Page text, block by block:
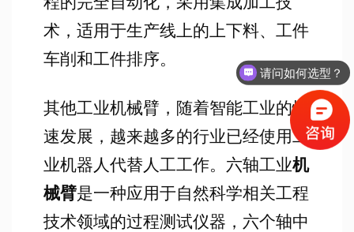
术，适用于生产线上的上下料、工件
车削和工件排序。
其他工业机械臂，随着智能工业的快
速发展，越来越多的行业已经使用工
业机器人代替人工工作。六轴工业机
械臂是一种应用于自然科学相关工程
技术领域的过程测试仪器，六个轴中
请问如何选型？